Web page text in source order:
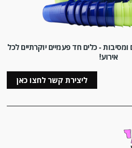
- כלים חד פעמיים יוקרתיים לכל
אירוע!
ליצירת קשר לחצו כאן